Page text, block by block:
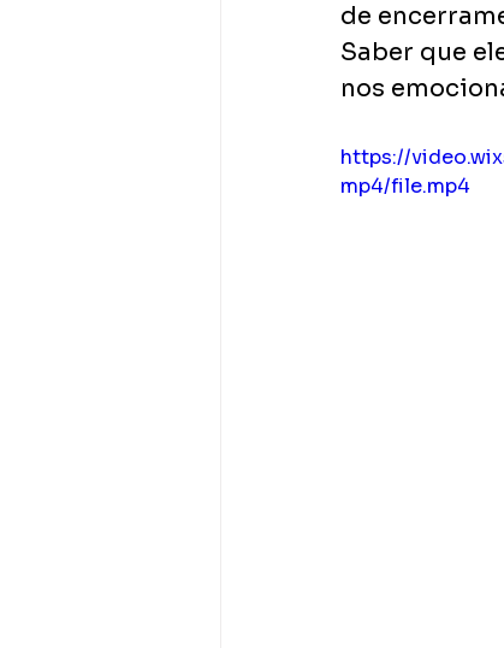
de
Saber que
nos
https://
mp4/file.mp4